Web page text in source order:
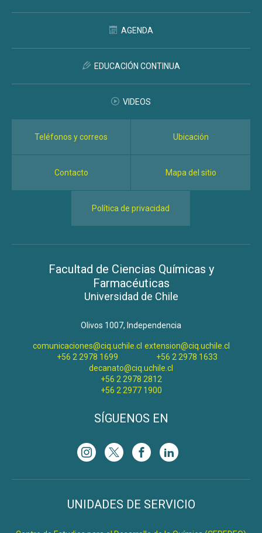
AGENDA
EDUCACIÓN CONTINUA
VIDEOS
Teléfonos y correos Ubicación
Contacto Mapa del sitio
Política de privacidad
Facultad de Ciencias Químicas y
Farmacéuticas
Universidad de Chile
Olivos 1007, Independencia
comunicaciones@ciq.uchile.cl
+56 2 2978 1699
extension@ciq.uchile.cl
+56 2 2978 1633
decanato@ciq.uchile.cl
+56 2 2978 2812
+56 2 2977 1900
SÍGUENOS EN
UNIDADES DE SERVICIO